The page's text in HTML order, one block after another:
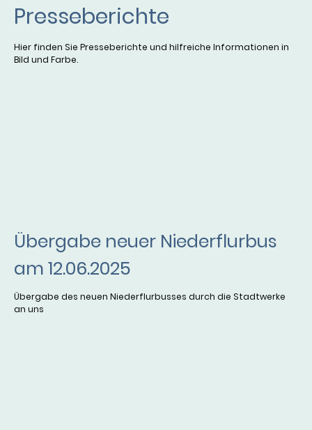
Presseberichte
Hier finden Sie Presseberichte und hilfreiche Informationen in
Bild und Farbe.
Übergabe neuer Niederflurbus
am 12.06.2025
Übergabe des neuen Niederflurbusses durch die Stadtwerke
an uns